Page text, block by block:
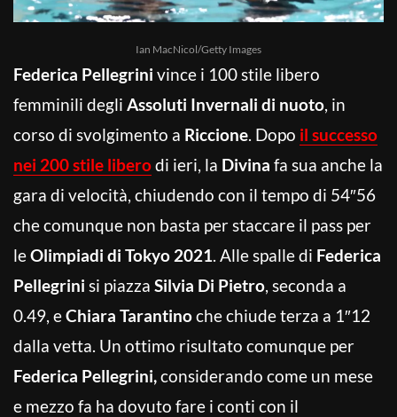
Ian MacNicol/Getty Images
Federica Pellegrini vince i 100 stile libero
femminili degli Assoluti Invernali di nuoto, in
corso di svolgimento a Riccione. Dopo il successo
nei 200 stile liberodi ieri, la Divina fa sua anche la
gara di velocità, chiudendo con il tempo di 54″56
che comunque non basta per staccare il pass per
leOlimpiadi di Tokyo 2021. Alle spalle di Federica
Pellegrini si piazza Silvia Di Pietro, seconda a
0.49, eChiara Tarantinoche chiude terza a 1″12
dalla vetta. Un ottimo risultato comunque per
Federica Pellegrini,considerando come un mese
e mezzo fa ha dovuto fare i conti con il